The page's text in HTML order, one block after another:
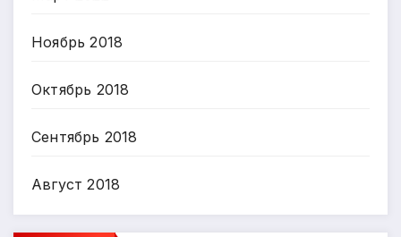
Ноябрь 2018
Октябрь 2018
Сентябрь 2018
Август 2018